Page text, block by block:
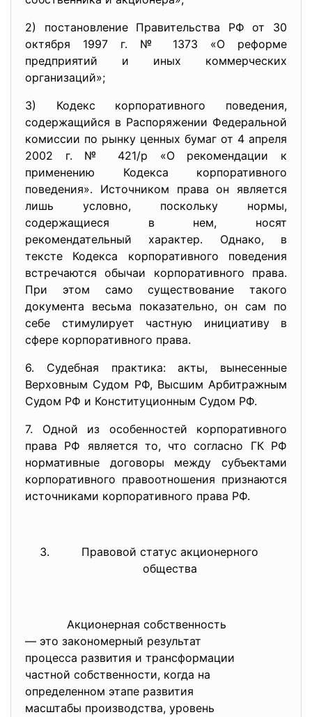
2) постановление Правительства РФ от 30
октября 1997 г. № 1373 «О реформе
предприятий и иных коммерческих
организаций»;
3) Кодекс корпоративного поведения,
содержащийся в Распоряжении Федеральной
комиссии по рынку ценных бумаг от 4 апреля
2002 г. № 421/р «О рекомендации к
применению Кодекса корпоративного
поведения». Источником права он является
лишь условно, поскольку нормы,
содержащиеся в нем, носят
рекомендательный характер. Однако, в
тексте Кодекса корпоративного поведения
встречаются обычаи корпоративного права.
При этом само существование такого
документа весьма показательно, он сам по
себе стимулирует частную инициативу в
сфере корпоративного права.
6. Судебная практика: акты, вынесенные
Верховным Судом РФ, Высшим Арбитражным
Судом РФ и Конституционным Судом РФ.
7. Одной из особенностей корпоративного
права РФ является то, что согласно ГК РФ
нормативные договоры между субъектами
корпоративного правоотношения признаются
источниками корпоративного права РФ.
Правовой статус акционерного
общества
Акционерная собственность
— это закономерный результат
процесса развития и трансформации
частной собственности, когда на
определенном этапе развития
масштабы производства, уровень